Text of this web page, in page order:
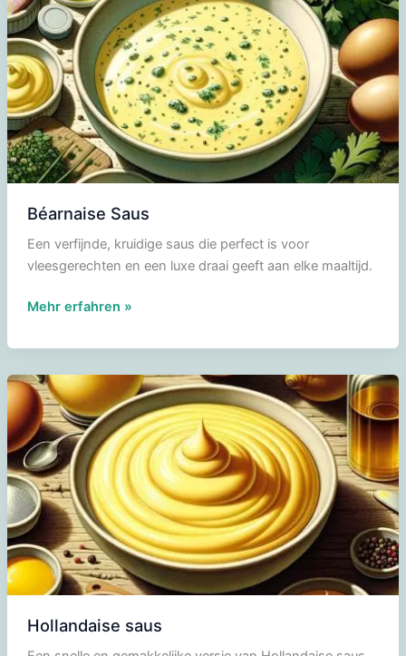
Béarnaise Saus
Een verfijnde, kruidige saus die perfect is voor
vleesgerechten en een luxe draai geeft aan elke maaltijd.
Béarnaise
Mehr erfahren »
Hollandaise saus